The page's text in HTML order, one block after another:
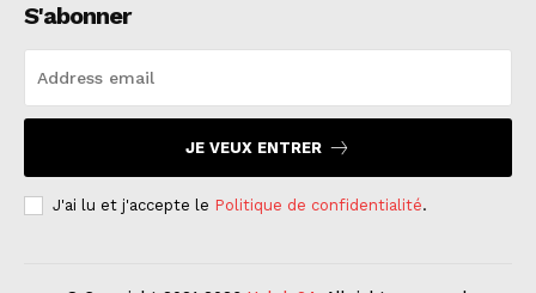
S'abonner
JE VEUX ENTRER
J'ai lu et j'accepte le Politique de confidentialité.